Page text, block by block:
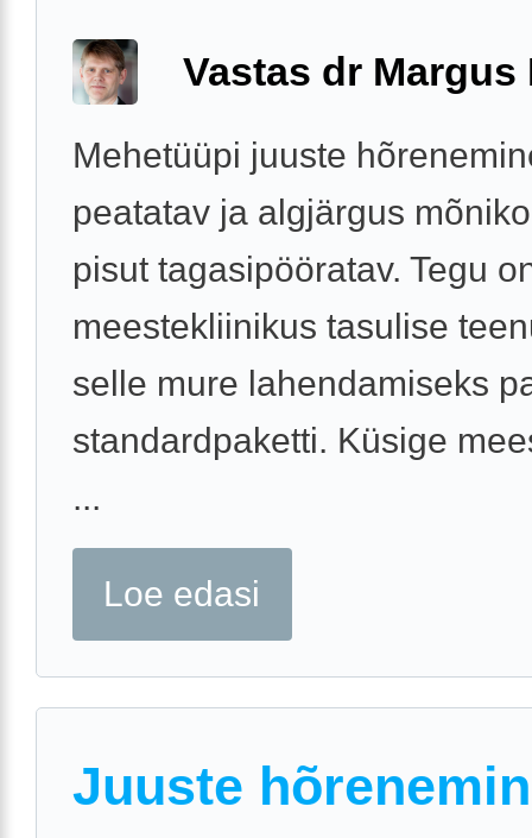
Vastas dr Margus
Mehetüüpi juuste
peatatav ja algjärgus
pisut tagasipööratav. Tegu
meestekliinikus tasulise
selle mure lahendamiseks
standardpaketti. Küsige
...
Loe edasi
Juuste